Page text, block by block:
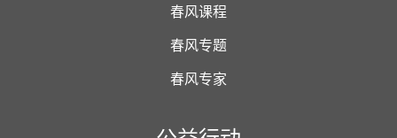
春风课程
春风专题
春风专家